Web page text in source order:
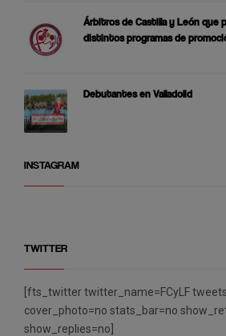
Árbitros de Castilla y León que
distintos programas de
Debutantes en Valladolid
INSTAGRAM
TWITTER
[fts_twitter twitter_name=FCyLF
cover_photo=no stats_bar=no
show_replies=no]